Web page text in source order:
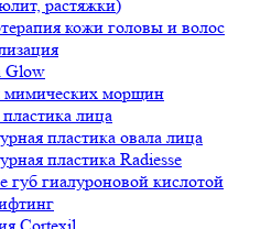
растяжки)
кожи головы и волос
Glow
мимических морщин
лица
пластика овала лица
пластика Radiesse
губ гиалуроновой кислотой